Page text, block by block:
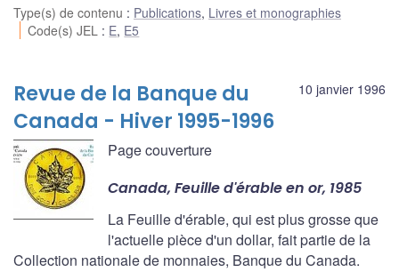
Type(s) de contenu : Publications, Livres et monographies
Code(s) JEL : E, E5
10 janvier 1996
Revue de la Banque du
Canada - Hiver 1995-1996
Page couverture
Canada, Feuille d'érable en or, 1985
La Feuille d'érable, qui est plus grosse que
l'actuelle pièce d'un dollar, fait partie de la
Collection nationale de monnaies, Banque du Canada.